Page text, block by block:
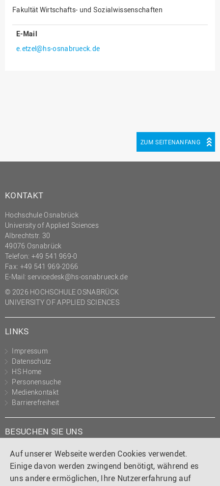
Auf unserer Webseite werden Cookies verwendet.
Einige davon werden zwingend benötigt, während es
uns andere ermöglichen, Ihre Nutzererfahrung auf
Hochschulplanung/-
strategie
Personalrat
Präsidialbüro
Professional School
Projekte des Präsidiums
Projektmanagement Office
(PMO)
Prozessmanagement
Recht
Studium und Lehre
Transfer- und
Innovationsmanagement
Fakultät Wirtschafts- und Sozialwissenschaften
E-Mail
e.etzel@hs-osnabrueck.de
ZUM SEITENANFANG
KONTAKT
Hochschule Osnabrück
University of Applied Sciences
Albrechtstr. 30
49076 Osnabrück
Telefon: +49 541 969-0
Fax: +49 541 969-2066
E-Mail: servicedesk@hs-osnabrueck.de
© 2026 HOCHSCHULE OSNABRÜCK
UNIVERSITY OF APPLIED SCIENCES
LINKS
Impressum
Datenschutz
HS Home
Personensuche
Medienkontakt
Barrierefreiheit
BESUCHEN SIE UNS
Instagram
TiktokLinkedIn
YouTube
Facebook